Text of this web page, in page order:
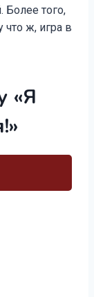
Более того,
ж, игра в
«Я